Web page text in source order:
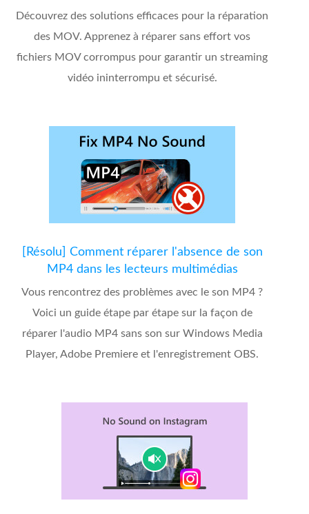
Découvrez des solutions efficaces pour la réparation
des MOV. Apprenez à réparer sans effort vos
fichiers MOV corrompus pour garantir un streaming
vidéo ininterrompu et sécurisé.
[Résolu] Comment réparer l'absence de son
MP4 dans les lecteurs multimédias
Vous rencontrez des problèmes avec le son MP4 ?
Voici un guide étape par étape sur la façon de
réparer l'audio MP4 sans son sur Windows Media
Player, Adobe Premiere et l'enregistrement OBS.